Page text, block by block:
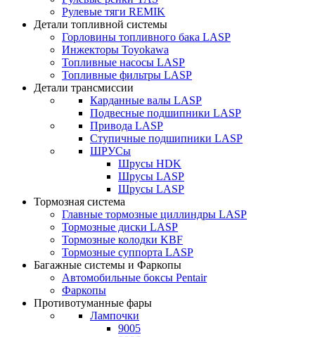
Рулевые тяги REMIK
Детали топливной системы
Горловины топливного бака LASP
Инжекторы Toyokawa
Топливные насосы LASP
Топливные фильтры LASP
Детали трансмиссии
Карданные валы LASP
Подвесные подшипники LASP
Привода LASP
Ступичные подшипники LASP
ШРУСы
Шрусы HDK
Шрусы LASP
Шрусы LASP
Тормозная система
Главные тормозные циллиндры LASP
Тормозные диски LASP
Тормозные колодки KBF
Тормозные суппорта LASP
Багажные системы и Фаркопы
Автомобильные боксы Pentair
Фаркопы
Противотуманные фары
Лампочки
9005